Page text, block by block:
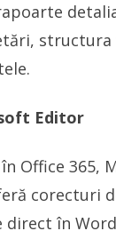
structura
Editor
Office 365,
corecturi
direct în